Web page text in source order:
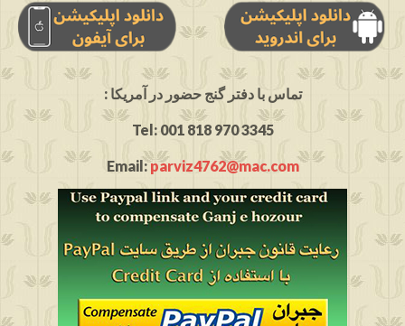
: تماس با دفتر گنج حضور در آمریکا
Tel: 001 818 970 3345
Email:parviz4762@mac.com